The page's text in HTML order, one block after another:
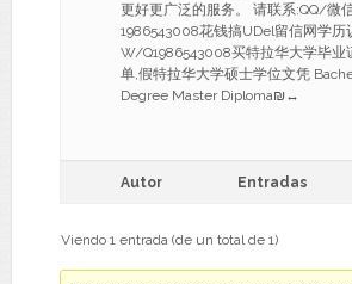
更好更广泛的服务。 请联系:QQ/微
1986543008花钱搞UDel留信网学历
W/Q1986543008买特拉华大学毕业
单,假特拉华大学硕士学位文凭
Degree Master Diploma₪↔
Autor Entradas
Viendo 1 entrada (de un total de 1)